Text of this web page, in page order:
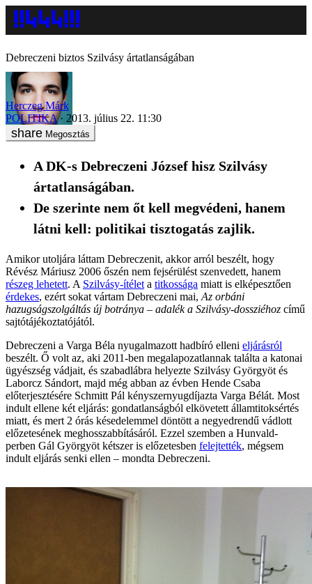
Debreczeni biztos Szilvásy ártatlanságában
Herczeg Márk
POLITIKA
2013. július 22. 11:30
Megosztás
A DK-s Debreczeni József hisz Szilvásy
ártatlanságában.
De szerinte nem őt kell megvédeni, hanem
látni kell: politikai tisztogatás zajlik.
Amikor utoljára láttam Debreczenit, akkor arról beszélt, hogy
Révész Máriusz 2006 őszén nem fejsérülést szenvedett, hanem
részeg lehetett. A Szilvásy-ítélet a titkossága miatt is elképesztően
érdekes, ezért sokat vártam Debreczeni mai, Az orbáni
hazugságszolgáltás új botránya – adalék a Szilvásy-dossziéhoz című
sajtótájékoztatójától.
Debreczeni a Varga Béla nyugalmazott hadbíró elleni eljárásról
beszélt. Ő volt az, aki 2011-ben megalapozatlannak találta a katonai
ügyészség vádjait, és szabadlábra helyezte Szilvásy Györgyöt és
Laborcz Sándort, majd még abban az évben Hende Csaba
előterjesztésére Schmitt Pál kényszernyugdíjazta Varga Bélát. Most
indult ellene két eljárás: gondatlanságból elkövetett államtitoksértés
miatt, és mert 2 órás késedelemmel döntött a negyedrendű vádlott
előzetesének meghosszabbításáról. Ezzel szemben a Hunvald-
perben Gál Györgyöt kétszer is előzetesben felejtették, mégsem
indult eljárás senki ellen – mondta Debreczeni.